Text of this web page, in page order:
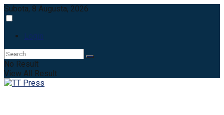
Subota, 8 Augusta, 2026
Login
No Result
View All Result